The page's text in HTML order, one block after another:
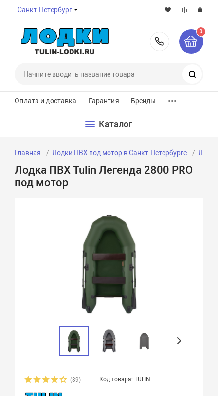
Санкт-Петербург
8-800-
0
Оплата и доставка Гарантия Бренды ...
Каталог
Главная Лодки ПВХ под мотор в Санкт-Петербурге
Лодка ПВХ Tulin Легенда 2800 PRO
под мотор
(89) Код товара: TULIN